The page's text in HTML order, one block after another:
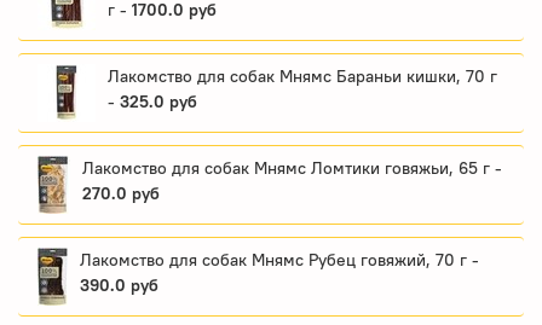
г - 1700.0 руб
Лакомство для собак Мнямс Бараньи кишки, 70 г
- 325.0 руб
Лакомство для собак Мнямс Ломтики говяжьи, 65 г -
270.0 руб
Лакомство для собак Мнямс Рубец говяжий, 70 г -
390.0 руб